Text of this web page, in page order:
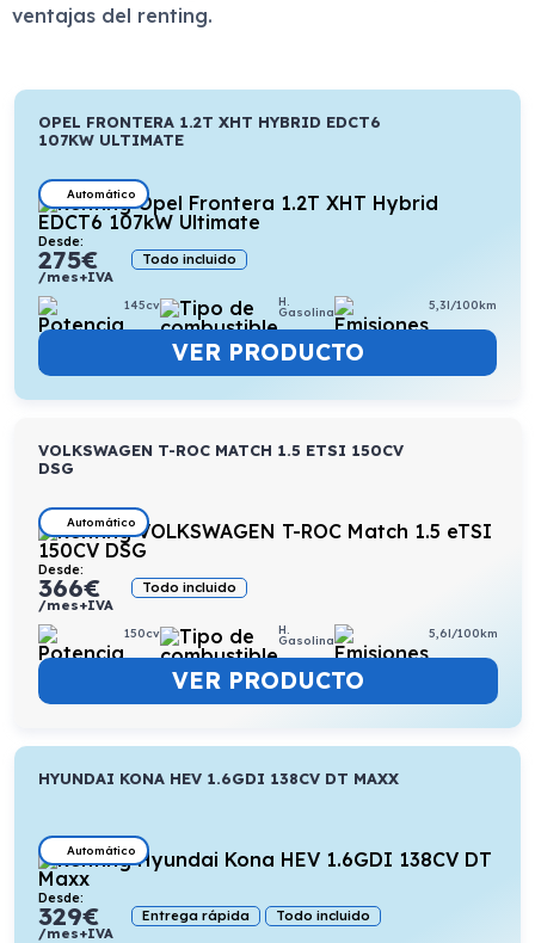
ventajas del renting.
OPEL FRONTERA 1.2T XHT HYBRID EDCT6
107KW ULTIMATE
Automático
Desde:
275€
/mes+IVA
Todo incluido
145cv H.
Gasolina 5,3l/100km
VER PRODUCTO
VOLKSWAGEN T-ROC MATCH 1.5 ETSI 150CV
DSG
Automático
Desde:
366€
/mes+IVA
Todo incluido
150cv H.
Gasolina 5,6l/100km
VER PRODUCTO
HYUNDAI KONA HEV 1.6GDI 138CV DT MAXX
Automático
Desde:
329€
/mes+IVA
Entrega rápida Todo incluido